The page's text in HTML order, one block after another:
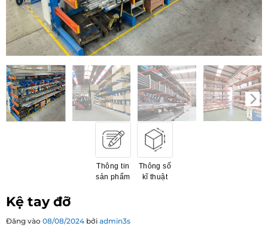
Thông tin
sản phẩm
Thông số
kĩ thuật
Kệ tay đỡ
Đăng vào 08/08/2024 bởi admin3s